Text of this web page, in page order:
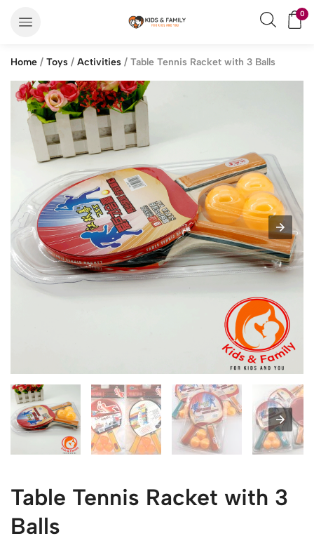
0
Home / Toys / Activities / Table Tennis Racket with 3 Balls
Table Tennis Racket with 3
Balls